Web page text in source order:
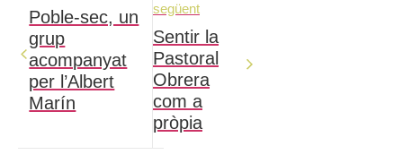
Poble-sec, un
grup
acompanyat
per l’Albert
Marín
següent
Sentir la
Pastoral
Obrera
com a
pròpia